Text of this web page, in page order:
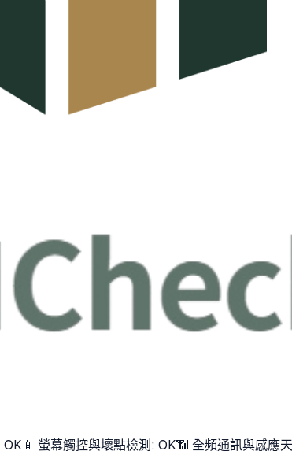
OK 📱 螢幕觸控與壞點檢測: OK📶 全頻通訊與感應